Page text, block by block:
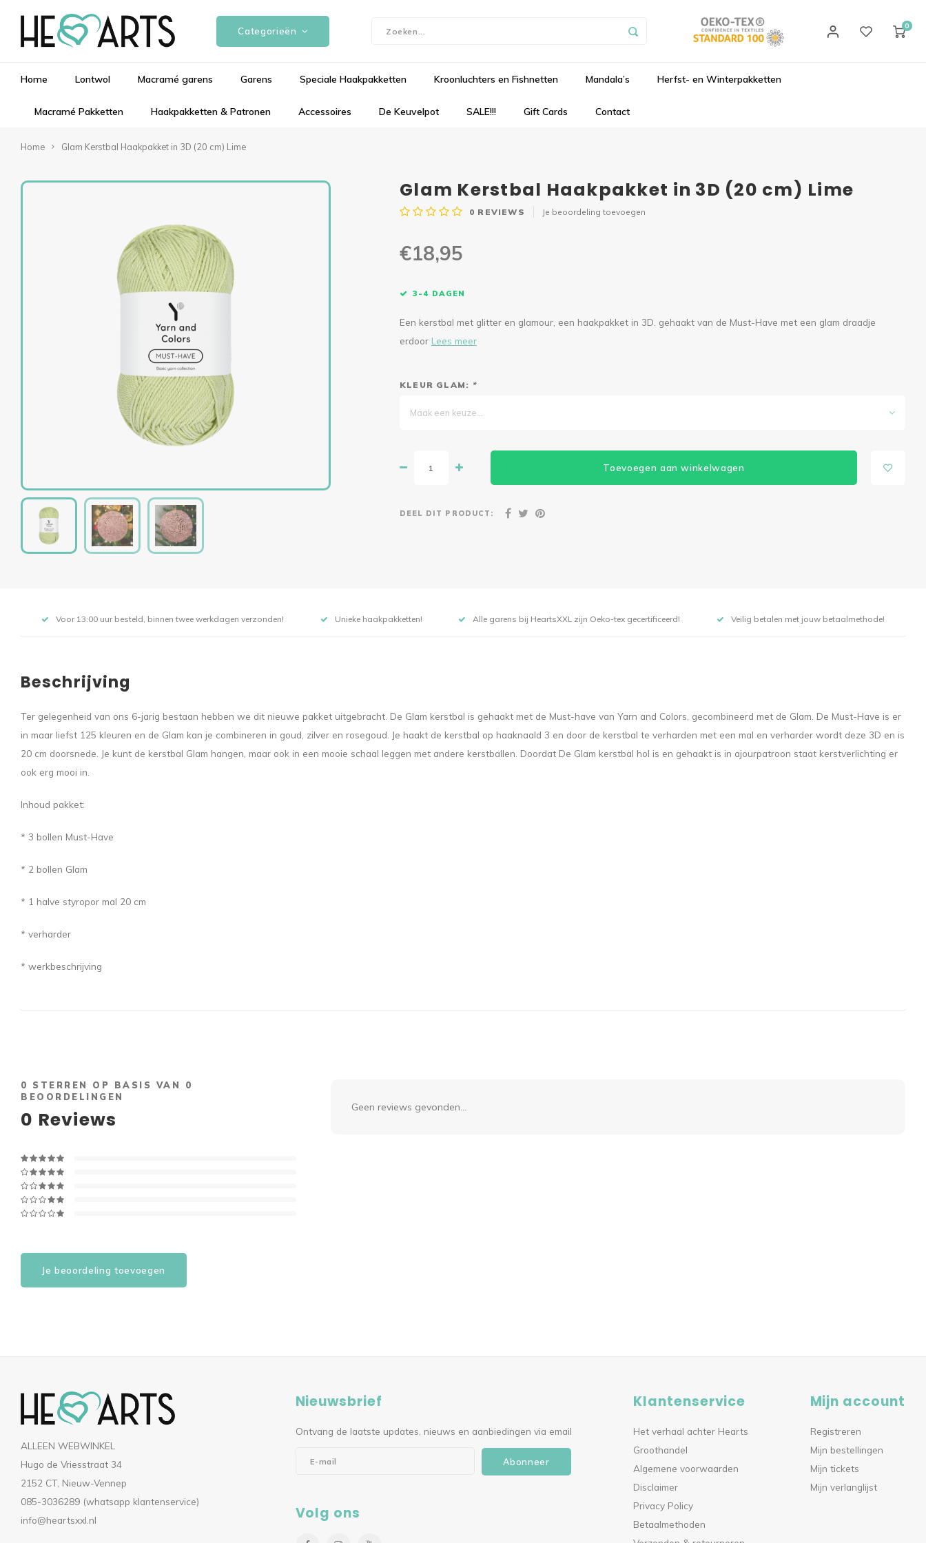
Categorieën 0
Home Lontwol Macramé garens Garens Speciale Haakpakketten Kroonluchters en Fishnetten Mandala’s Herfst- en Winterpakketten
Macramé Pakketten Haakpakketten & Patronen Accessoires De Keuvelpot SALE!!! Gift Cards Contact
Home Glam Kerstbal Haakpakket in 3D (20 cm) Lime
Glam Kerstbal Haakpakket in 3D (20 cm) Lime
0 REVIEWS Je beoordeling toevoegen
€18,95
3-4 DAGEN
Een kerstbal met glitter en glamour, een haakpakket in 3D. gehaakt van de Must-Have met een glam draadje
erdoor Lees meer
KLEUR GLAM: *
Maak een keuze...
Toevoegen aan winkelwagen
DEEL DIT PRODUCT:
Voor 13:00 uur besteld, binnen twee werkdagen verzonden! Unieke haakpakketten! Alle garens bij HeartsXXL zijn Oeko-tex gecertificeerd! Veilig betalen met jouw betaalmethode!
Beschrijving
Ter gelegenheid van ons 6-jarig bestaan hebben we dit nieuwe pakket uitgebracht. De Glam kerstbal is gehaakt met de Must-have van Yarn and Colors, gecombineerd met de Glam. De Must-Have is er
in maar liefst 125 kleuren en de Glam kan je combineren in goud, zilver en rosegoud. Je haakt de kerstbal op haaknaald 3 en door de kerstbal te verharden met een mal en verharder wordt deze 3D en is
20 cm doorsnede. Je kunt de kerstbal Glam hangen, maar ook in een mooie schaal leggen met andere kerstballen. Doordat De Glam kerstbal hol is en gehaakt is in ajourpatroon staat kerstverlichting er
ook erg mooi in.
Inhoud pakket:
* 3 bollen Must-Have
* 2 bollen Glam
* 1 halve styropor mal 20 cm
* verharder
* werkbeschrijving
0 STERREN OP BASIS VAN 0
BEOORDELINGEN
0 Reviews
Je beoordeling toevoegen
Geen reviews gevonden...
ALLEEN WEBWINKEL
Hugo de Vriesstraat 34
2152 CT, Nieuw-Vennep
085-3036289 (whatsapp klantenservice)
info@heartsxxl.nl
Nieuwsbrief
Ontvang de laatste updates, nieuws en aanbiedingen via email
Abonneer
Volg ons
Klantenservice
Het verhaal achter Hearts
Groothandel
Algemene voorwaarden
Disclaimer
Privacy Policy
Betaalmethoden
Mijn account
Registreren
Mijn bestellingen
Mijn tickets
Mijn verlanglijst